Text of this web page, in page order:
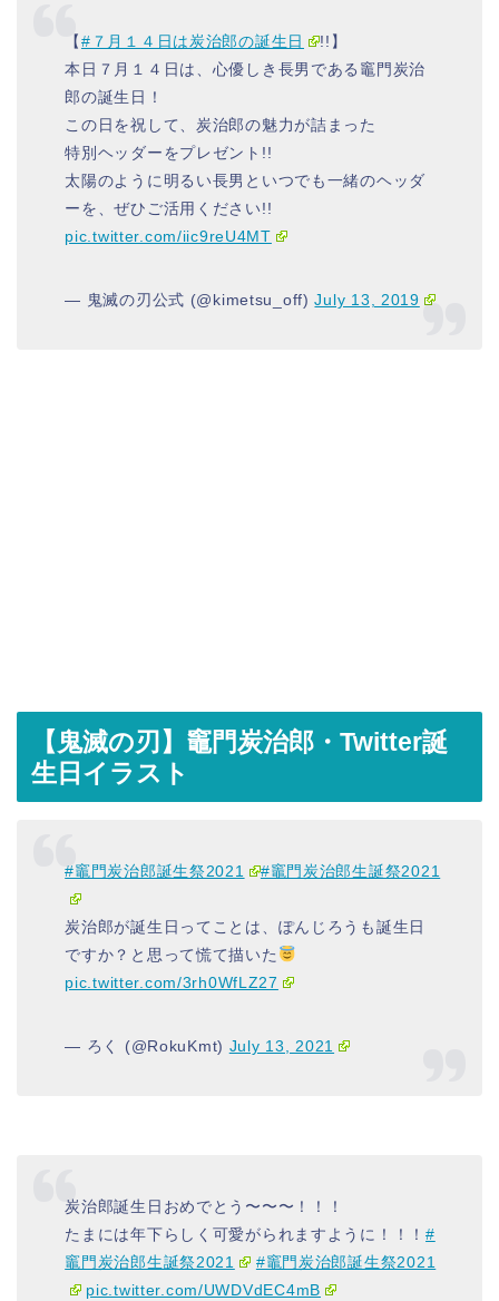
【#７月１４日は炭治郎の誕生日
!!】
本日７月１４日は、心優しき長男である竈門炭治
郎の誕生日！
この日を祝して、炭治郎の魅力が詰まった
特別ヘッダーをプレゼント!!
太陽のように明るい長男といつでも一緒のヘッダ
ーを、ぜひご活用ください!!
pic.twitter.com/iic9reU4MT
— 鬼滅の刃公式 (@kimetsu_off)July 13, 2019
【鬼滅の刃】竈門炭治郎・Twitter誕
生日イラスト
#竈門炭治郎誕生祭2021 #竈門炭治郎生誕祭2021
炭治郎が誕生日ってことは、ぽんじろうも誕生日
ですか？と思って慌て描いた
pic.twitter.com/3rh0WfLZ27
— ろく (@RokuKmt) July 13, 2021
炭治郎誕生日おめでとう〜〜〜！！！
たまには年下らしく可愛がられますように！！！#
竈門炭治郎生誕祭2021
#竈門炭治郎誕生祭2021
pic.twitter.com/UWDVdEC4mB